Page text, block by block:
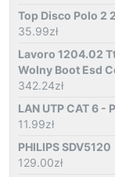
Top Disco Polo 2
35.99zł
Lavoro 1204.02
Wolny Boot Esd
342.24zł
LAN UTP CAT 6
11.99zł
PHILIPS SDV5120
129.00zł